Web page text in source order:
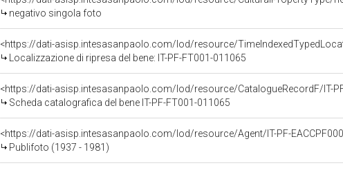
negativo singola foto
<https://dati-asisp.intesasanpaolo.com/lod/resource/
Localizzazione di ripresa del bene: IT-PF-FT001-011065
<https://dati-asisp.intesasanpaolo.com/lod/resource/CatalogueRecordF/IT-
Scheda catalografica del bene IT-PF-FT001-011065
<https://dati-asisp.intesasanpaolo.com/lod/resource/Agent/IT-PF-
Publifoto (1937 - 1981)